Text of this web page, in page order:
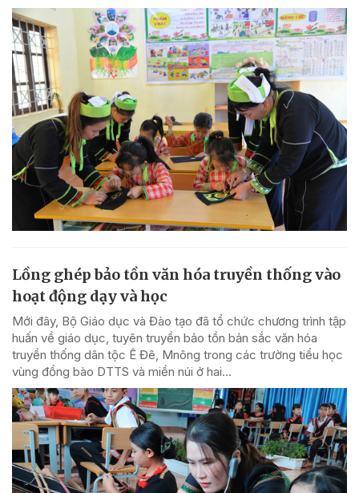
Lồng ghép bảo tồn văn hóa truyền thống vào
hoạt động dạy và học
Mới đây, Bộ Giáo dục và Đào tạo đã tổ chức chương trình tập
huấn về giáo dục, tuyên truyền bảo tồn bản sắc văn hóa
truyền thống dân tộc Ê Đê, Mnông trong các trường tiểu học
vùng đồng bào DTTS và miền núi ở hai...